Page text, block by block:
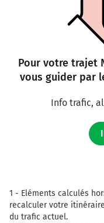
Pour votre trajet
vous guider par
Info trafic,
1 - Eléments calculés
recalculer votre
du trafic actuel.